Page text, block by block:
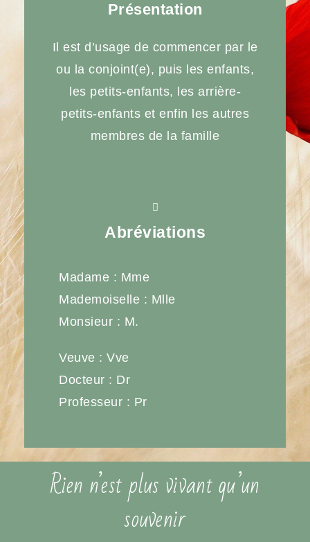
Présentation
Il est d’usage de commencer par le
ou la conjoint(e), puis les enfants,
les petits-enfants, les arrière-
petits-enfants et enfin les autres
membres de la famille
Abréviations
Madame : Mme
Mademoiselle : Mlle
Monsieur : M.
Veuve : Vve
Docteur : Dr
Professeur : Pr
Rien n’est plus vivant qu’un
souvenir